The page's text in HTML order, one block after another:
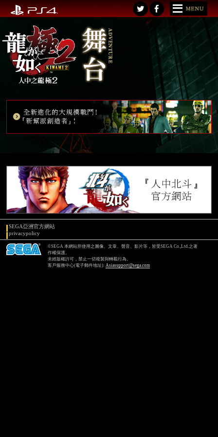
SEGA亞洲官方網站
privacypolicy
©SEGA 本網站所使用之圖像、文章、聲音、影片等，皆受SEGA Co.,Ltd.之著
作權保護。
未經版權許可，禁止一切複製與轉載行為。
客戶服務中心(電子郵件地址): Asiasupport@sega.com